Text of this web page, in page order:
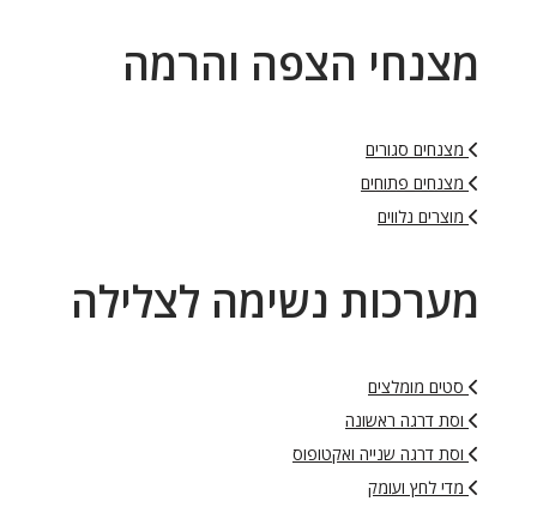
מצנחי הצפה והרמה
מצנחים סגורים
מצנחים פתוחים
מוצרים נלווים
מערכות נשימה לצלילה
סטים מומלצים
וסת דרגה ראשונה
וסת דרגה שנייה ואקטופוס
מדי לחץ ועומק